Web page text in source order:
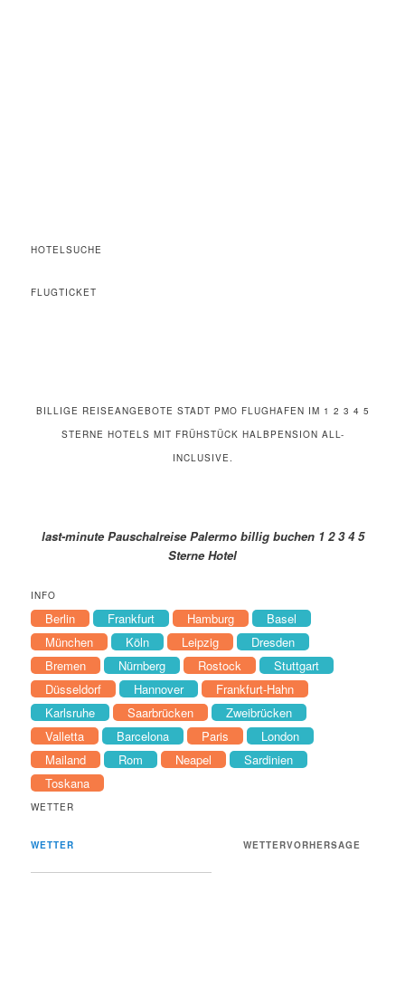
HOTELSUCHE
FLUGTICKET
BILLIGE REISEANGEBOTE STADT PMO FLUGHAFEN IM 1 2 3 4 5
STERNE HOTELS MIT FRÜHSTÜCK HALBPENSION ALL-
INCLUSIVE.
last-minute Pauschalreise Palermo billig buchen 1 2 3 4 5
Sterne Hotel
INFO
Berlin Frankfurt Hamburg
Basel
München
Köln Leipzig
Dresden
Bremen
Nürnberg Rostock
Stuttgart
Düsseldorf
Hannover
Frankfurt-Hahn
Karlsruhe
Saarbrücken
Zweibrücken
Valletta
Barcelona Paris
London
Mailand
Rom Neapel
Sardinien
Toskana
WETTER
WETTER WETTERVORHERSAGE